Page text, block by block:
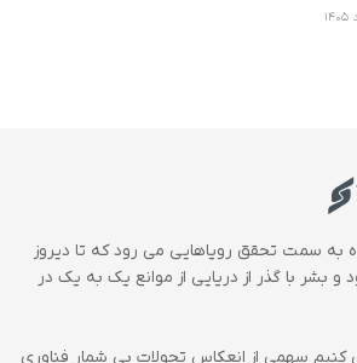
به سمت تحقق رویاهایی می رود که تا دیروز
بشر با گذر از دریایی از موانع یک به یک در
کنیم سهمی از انعکاس تحولات بی شمار فناوری